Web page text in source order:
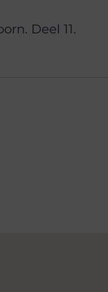
Deel 11.